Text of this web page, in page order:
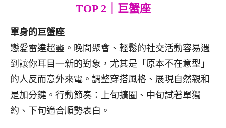
TOP 2｜巨蟹座
單身的巨蟹座
戀愛雷達超靈。晚間聚會、輕鬆的社交活動容易遇
到讓你耳目一新的對象，尤其是「原本不在意型」
的人反而意外來電。調整穿搭風格、展現自然親和
是加分鍵。行動節奏：上旬擴圈、中旬試著單獨
約、下旬適合順勢表白。